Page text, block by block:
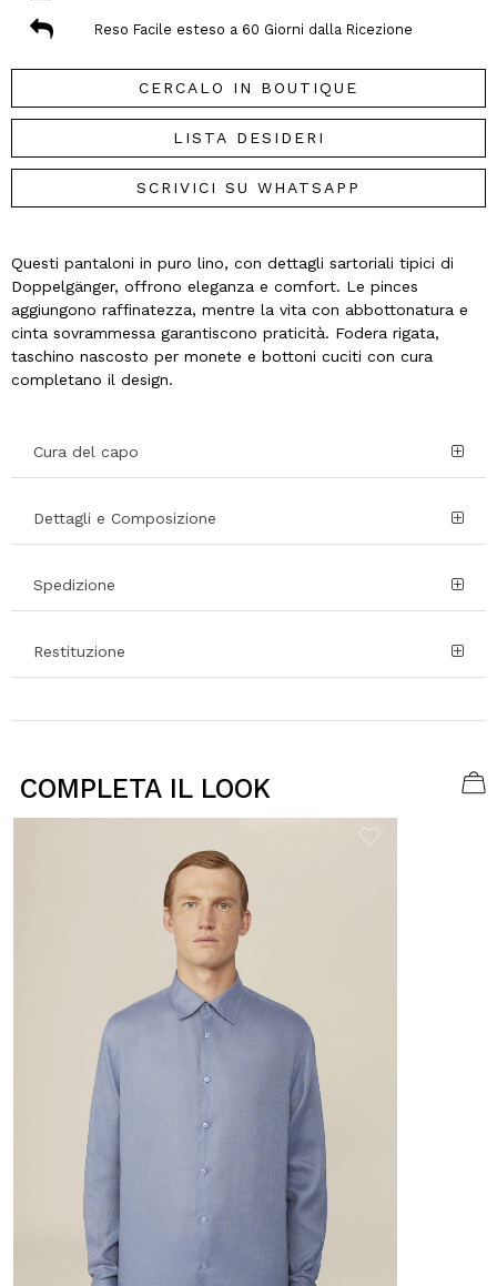
Reso Facile esteso a 60 Giorni dalla Ricezione
CERCALO IN BOUTIQUE
LISTA DESIDERI
SCRIVICI SU WHATSAPP
Questi pantaloni in puro lino, con dettagli sartoriali tipici di
Doppelgänger, offrono eleganza e comfort. Le pinces
aggiungono raffinatezza, mentre la vita con abbottonatura e
cinta sovrammessa garantiscono praticità. Fodera rigata,
taschino nascosto per monete e bottoni cuciti con cura
completano il design.
Cura del capo
Dettagli e Composizione
Spedizione
Restituzione
COMPLETA IL LOOK